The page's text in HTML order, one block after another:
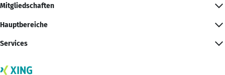
Mitgliedschaften
Hauptbereiche
Services